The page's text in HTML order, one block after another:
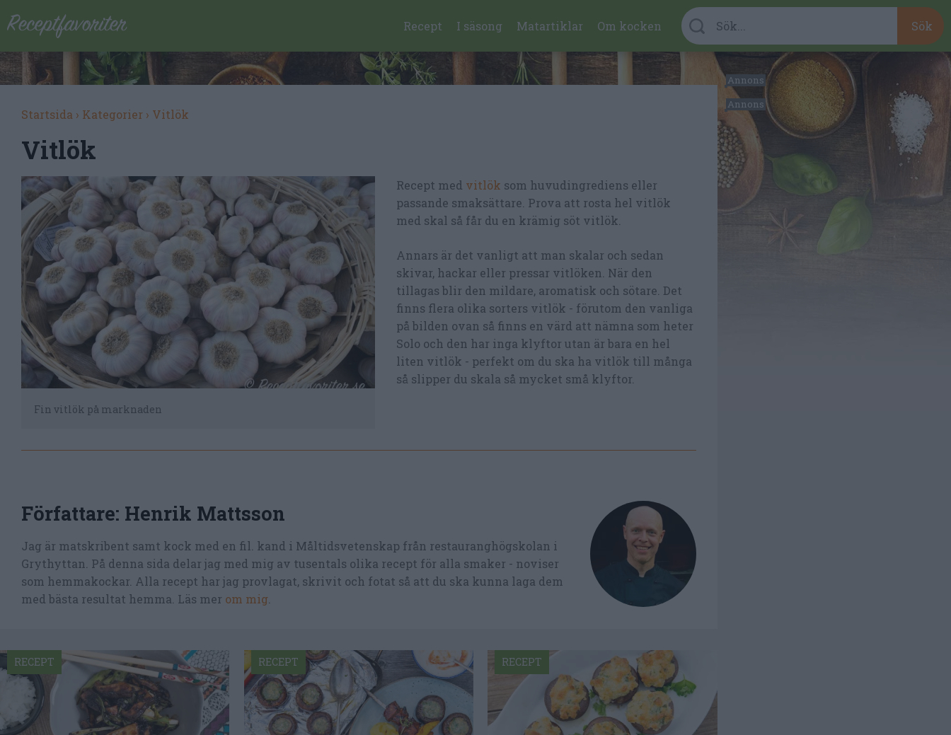
Recept I säsong Matartiklar Om kocken
Startsida › Kategorier › Vitlök
Vitlök
Fin vitlök på marknaden
Recept med vitlök som huvudingrediens eller
passande smaksättare. Prova att rosta hel vitlök
med skal så får du en krämig söt vitlök.
Annars är det vanligt att man skalar och sedan
skivar, hackar eller pressar vitlöken. När den
tillagas blir den mildare, aromatisk och sötare. Det
finns flera olika sorters vitlök - förutom den vanliga
på bilden ovan så finns en värd att nämna som heter
Solo och den har inga klyftor utan är bara en hel
liten vitlök - perfekt om du ska ha vitlök till många
så slipper du skala så mycket små klyftor.
Författare: Henrik Mattsson
Jag är matskribent samt kock med en fil. kand i Måltidsvetenskap från restauranghögskolan i
Grythyttan. På denna sida delar jag med mig av tusentals olika recept för alla smaker - noviser
som hemmakockar. Alla recept har jag provlagat, skrivit och fotat så att du ska kunna laga dem
med bästa resultat hemma. Läs mer om mig
RECEPT RECEPT RECEPT